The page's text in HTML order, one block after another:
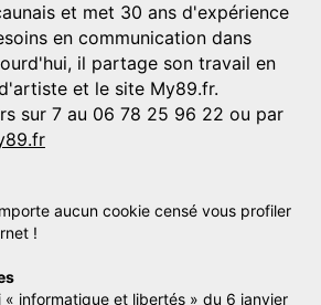
et met 30 ans d'expérience
en communication dans
il partage son travail en
et le site My89.fr.
sur 7 au 06 78 25 96 22 ou par
aucun cookie censé vous profiler
!
« informatique et libertés » du 6 janvier